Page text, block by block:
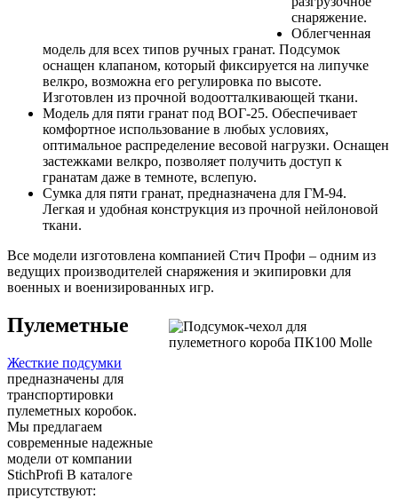
снаряжение.
Облегченная
модель для всех типов ручных гранат. Подсумок
оснащен клапаном, который фиксируется на липучке
велкро, возможна его регулировка по высоте.
Изготовлен из прочной водоотталкивающей ткани.
Модель для пяти гранат под ВОГ-25. Обеспечивает
комфортное использование в любых условиях,
оптимальное распределение весовой нагрузки. Оснащен
застежками велкро, позволяет получить доступ к
гранатам даже в темноте, вслепую.
Сумка для пяти гранат, предназначена для ГМ-94.
Легкая и удобная конструкция из прочной нейлоновой
ткани.
Все модели изготовлена компанией Стич Профи – одним из
ведущих производителей снаряжения и экипировки для
военных и военизированных игр.
Пулеметные
Жесткие подсумки
предназначены для
транспортировки
пулеметных коробок.
Мы предлагаем
современные надежные
модели от компании
StichProfi В каталоге
присутствуют: